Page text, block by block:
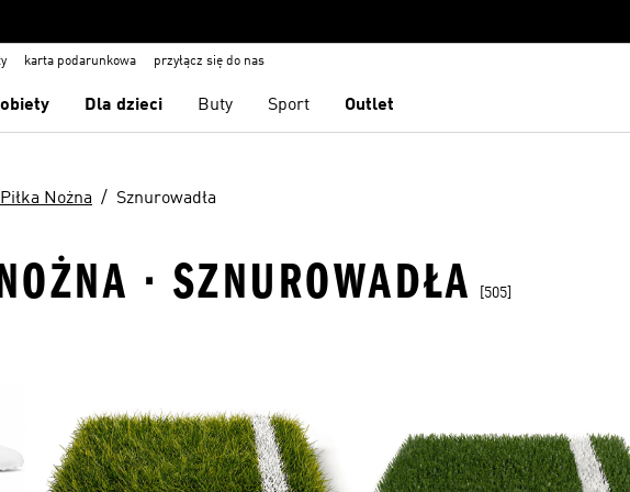
karta podarunkowa przyłącz się do nas
Dla dzieci Buty Sport Outlet
Piłka Nożna Sznurowadła
· SZNUROWADŁA [505]